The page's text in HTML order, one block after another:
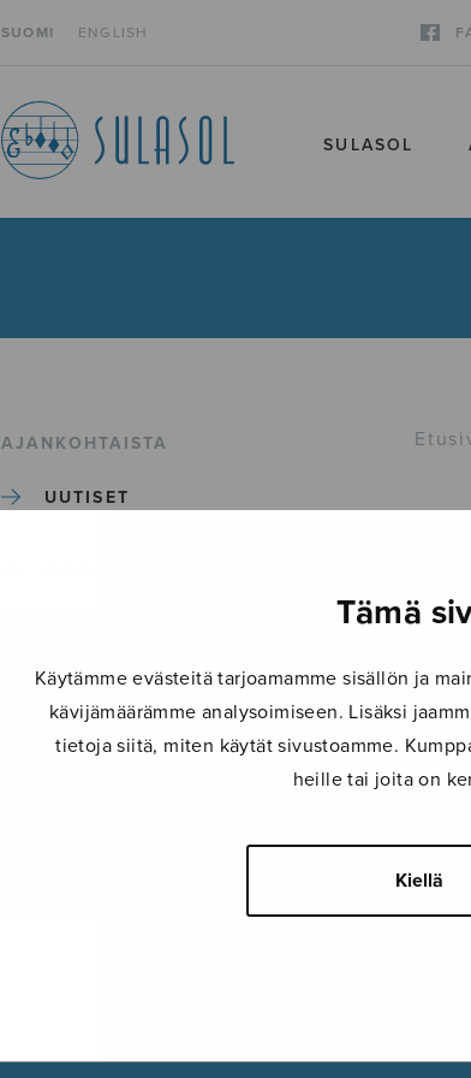
Tämä
Käytämme evästeitä tarjoamamme sisällön ja
kävijämäärämme analysoimiseen. Lisäksi
tietoja siitä, miten käytät sivustoamme.
heille tai joita on
Kiellä
SUOMI ENGLISH
SULASOL
AJANKOHTAISTA
UUTISET
TAPAHTUMAT
KONSERTIT